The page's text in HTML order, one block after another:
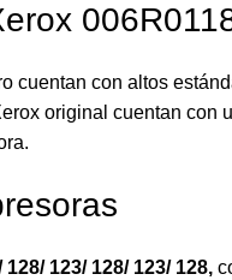
cuentan con altos
original cuentan
123/ 128/ 123/ 128,